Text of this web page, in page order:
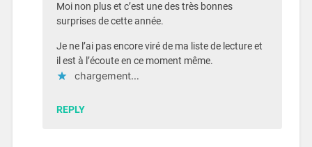
Moi non plus et c’est une des très bonnes
surprises de cette année.
Je ne l’ai pas encore viré de ma liste de lecture et
il est à l’écoute en ce moment même.
chargement…
REPLY